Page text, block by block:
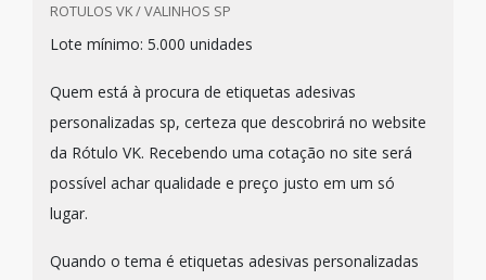
ROTULOS VK / VALINHOS SP
Lote mínimo: 5.000 unidades
Quem está à procura de etiquetas adesivas
personalizadas sp, certeza que descobrirá no website
da Rótulo VK. Recebendo uma cotação no site será
possível achar qualidade e preço justo em um só
lugar.
Quando o tema é etiquetas adesivas personalizadas